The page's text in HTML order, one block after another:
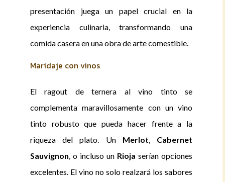
presentación juega un papel crucial en la
experiencia culinaria, transformando una
comida casera en una obra de arte comestible.
Maridaje con vinos
El ragout de ternera al vino tinto se
complementa maravillosamente con un vino
tinto robusto que pueda hacer frente a la
riqueza del plato. Un Merlot, Cabernet
Sauvignon, o incluso un Rioja serían opciones
excelentes. El vino no solo realzará los sabores